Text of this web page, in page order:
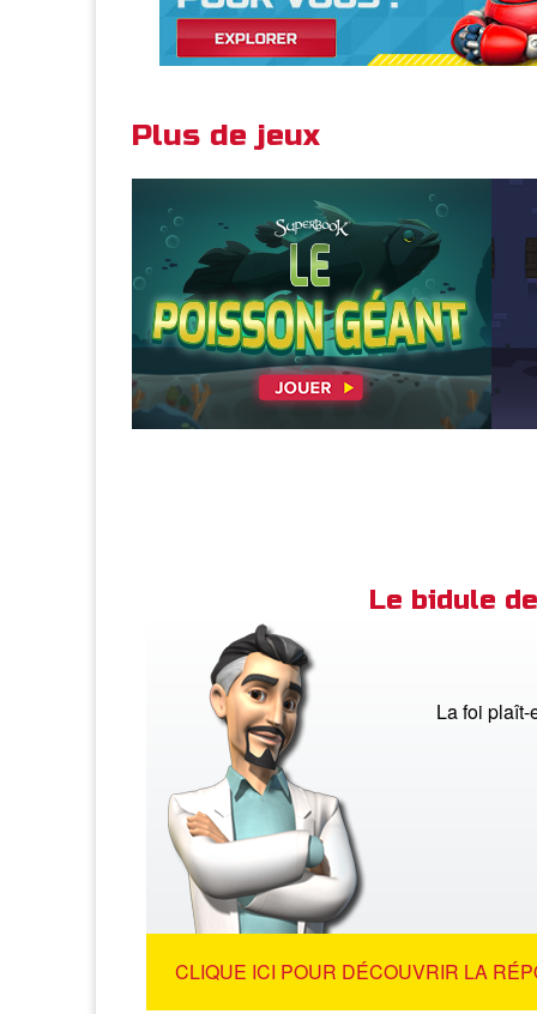
Plus de jeux
Le bidule
La foi
CLIQUE ICI POUR DÉCOUVRIR LA